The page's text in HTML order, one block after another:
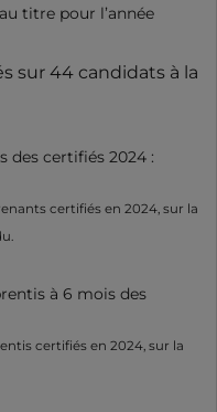
titre pour l’année
sur 44 candidats à la
des certifiés 2024 :
certifiés en 2024, sur la
à 6 mois des
certifiés en 2024, sur la